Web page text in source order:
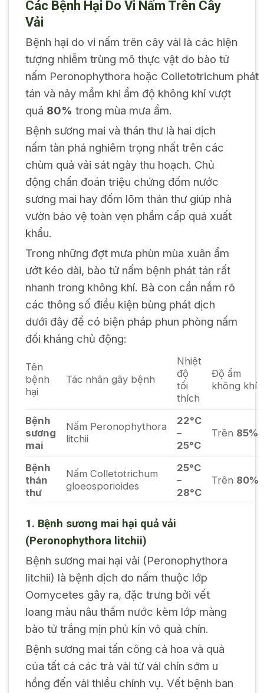
Các Bệnh Hại Do Vi Nấm Trên Cây
Vải
Bệnh hại do vi nấm trên cây vải là các hiện
tượng nhiễm trùng mô thực vật do bào tử
nấm Peronophythora hoặc Colletotrichum phát
tán và nảy mầm khi ẩm độ không khí vượt
quá 80% trong mùa mưa ẩm.
Bệnh sương mai và thán thư là hai dịch
nấm tàn phá nghiêm trọng nhất trên các
chùm quả vải sát ngày thu hoạch. Chủ
động chẩn đoán triệu chứng đốm nước
sương mai hay đốm lõm thán thư giúp nhà
vườn bảo vệ toàn vẹn phẩm cấp quả xuất
khẩu.
Trong những đợt mưa phùn mùa xuân ẩm
ướt kéo dài, bào tử nấm bệnh phát tán rất
nhanh trong không khí. Bà con cần nắm rõ
các thông số điều kiện bùng phát dịch
dưới đây để có biện pháp phun phòng nấm
đối kháng chủ động:
Tên
bệnh
hại
Tác nhân gây bệnh
Nhiệt
độ
tối
thích
Độ ẩm
không khí
Bệnh
sương
mai
Nấm Peronophythora
litchii
22°C
–
25°C
Trên 85%
Bệnh
thán
thư
Nấm Colletotrichum
gloeosporioides
25°C
–
28°C
Trên 80%
1. Bệnh sương mai hại quả vải
(Peronophythora litchii)
Bệnh sương mai hại vải (Peronophythora
litchii) là bệnh dịch do nấm thuộc lớp
Oomycetes gây ra, đặc trưng bởi vết
loang màu nâu thấm nước kèm lớp màng
bào tử trắng mịn phủ kín vỏ quả chín.
Bệnh sương mai tấn công cả hoa và quả
của tất cả các trà vải từ vải chín sớm u
hồng đến vải thiều chính vụ. Vết bệnh ban